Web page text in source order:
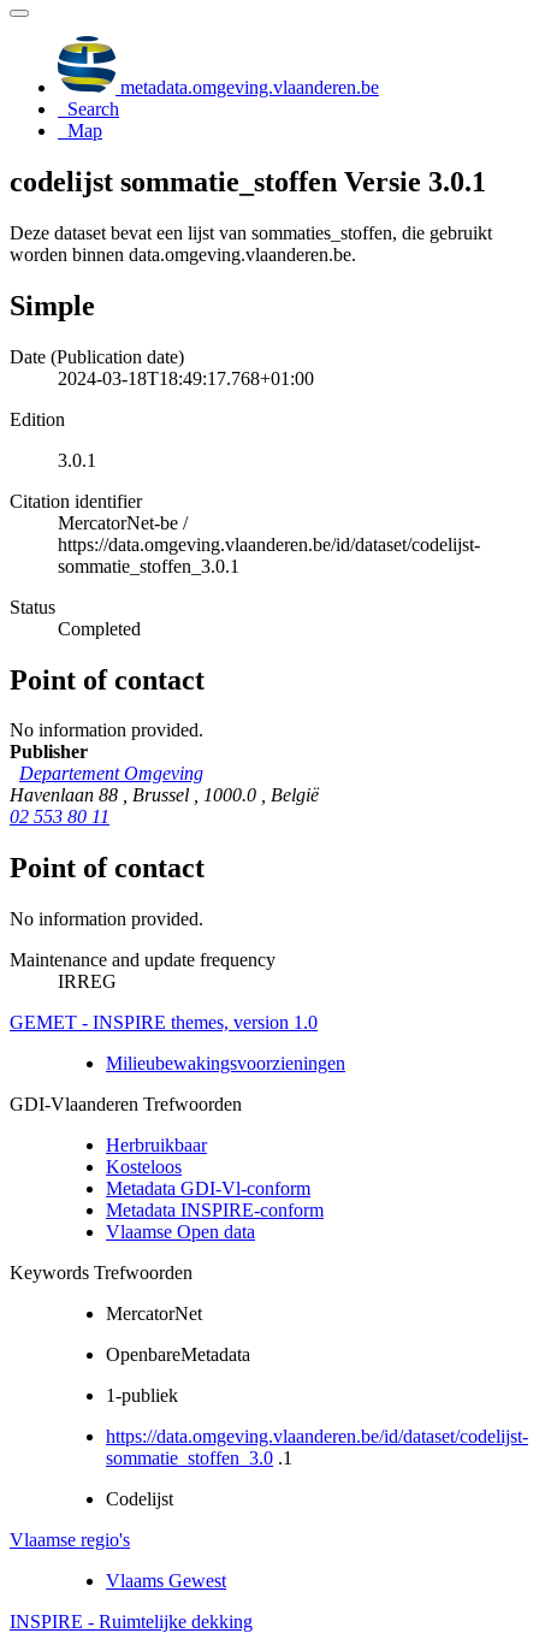
metadata.omgeving.vlaanderen.be
Search
Map
codelijst sommatie_stoffen Versie 3.0.1
Deze dataset bevat een lijst van sommaties_stoffen, die gebruikt
worden binnen data.omgeving.vlaanderen.be.
Simple
Date (Publication date)
2024-03-18T18:49:17.768+01:00
Edition
3.0.1
Citation identifier
MercatorNet-be /
https://data.omgeving.vlaanderen.be/id/dataset/codelijst-
sommatie_stoffen_3.0.1
Status
Completed
Point of contact
No information provided.
Publisher
Departement Omgeving
Havenlaan 88 , Brussel , 1000.0 , België
02 553 80 11
Point of contact
No information provided.
Maintenance and update frequency
IRREG
GEMET - INSPIRE themes, version 1.0
Milieubewakingsvoorzieningen
GDI-Vlaanderen Trefwoorden
Herbruikbaar
Kosteloos
Metadata GDI-Vl-conform
Metadata INSPIRE-conform
Vlaamse Open data
Keywords Trefwoorden
MercatorNet
OpenbareMetadata
1-publiek
https://data.omgeving.vlaanderen.be/id/dataset/codelijst-
sommatie_stoffen_3.0 .1
Codelijst
Vlaamse regio's
Vlaams Gewest
INSPIRE - Ruimtelijke dekking